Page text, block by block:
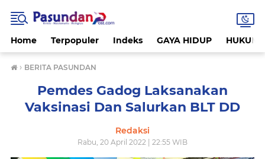
Home Terpopuler Indeks GAYA HIDUP HUKUM
› BERITA PASUNDAN
Pemdes Gadog Laksanakan
Vaksinasi Dan Salurkan BLT DD
Redaksi
Rabu, 20 April 2022 | 22:55 WIB